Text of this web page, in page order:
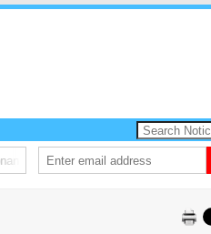
den 2025 Dos siman mas pa